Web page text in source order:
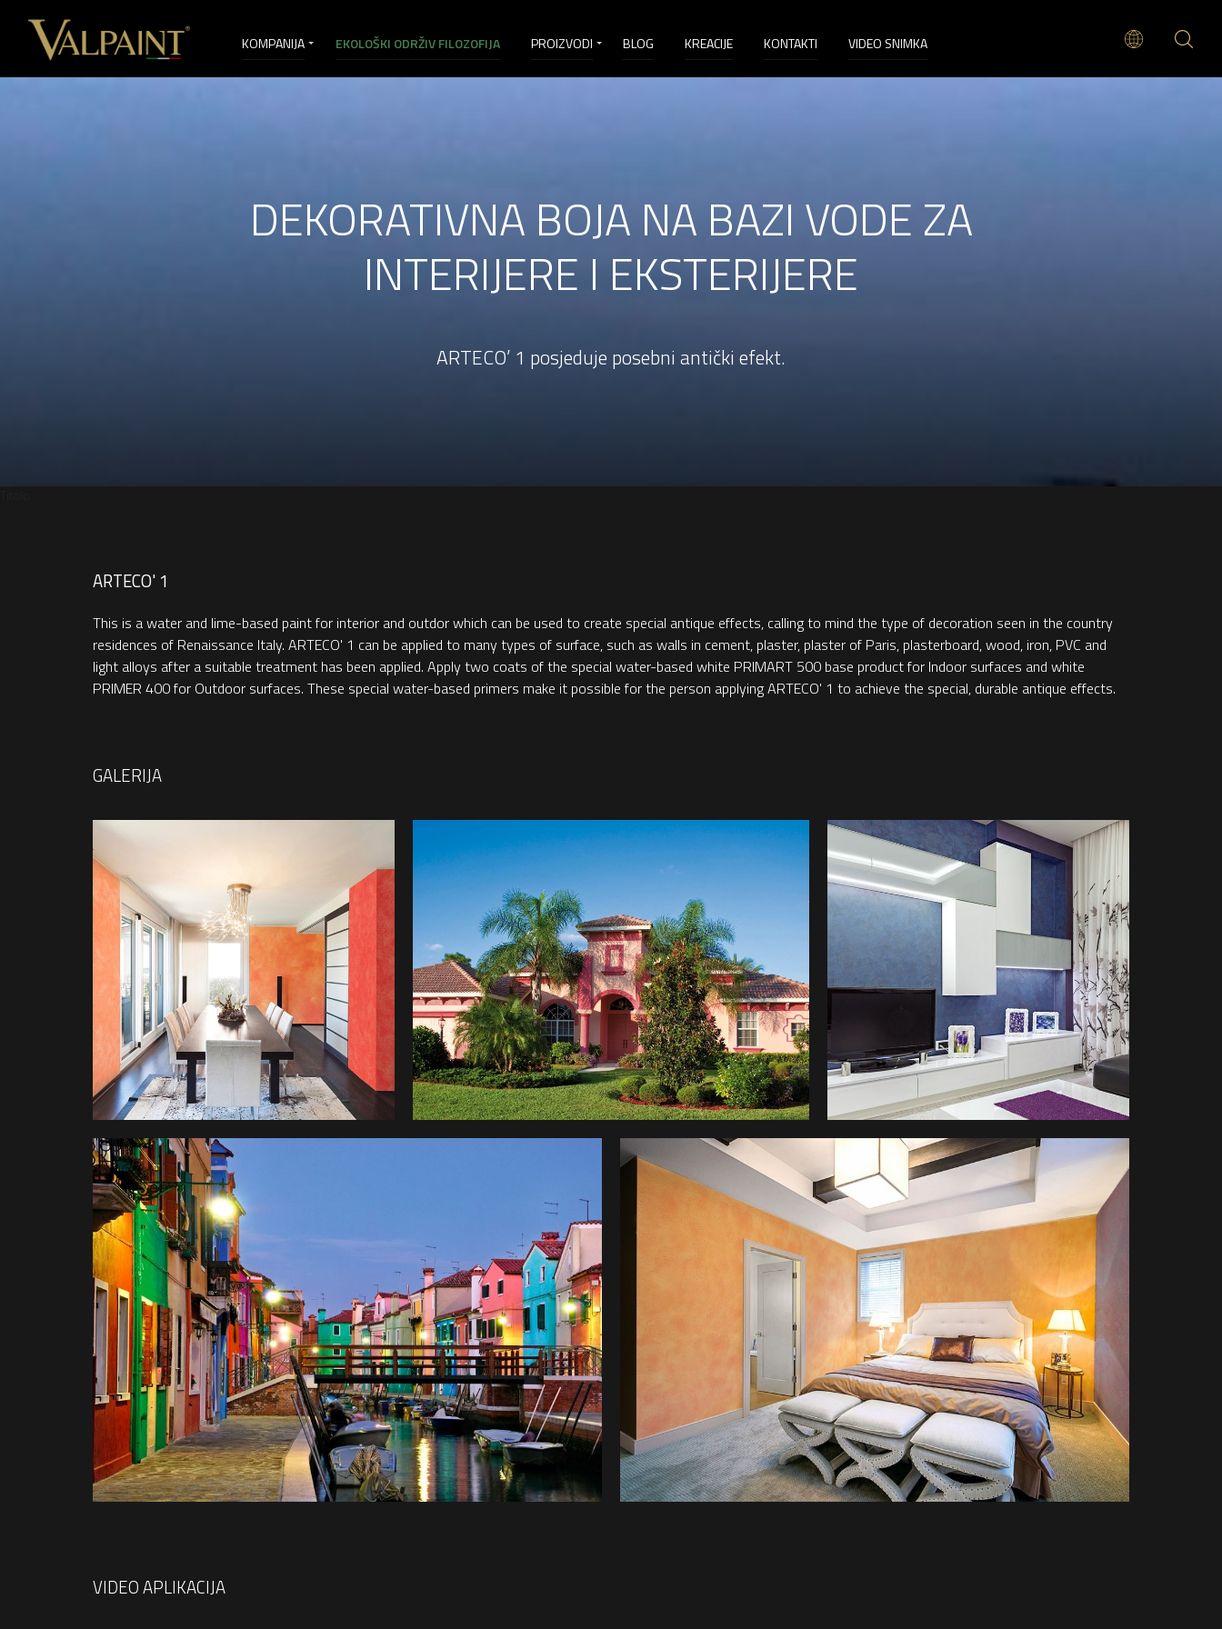
KOMPANIJA EKOLOŠKI ODRŽIV FILOZOFIJA PROIZVODI BLOG KREACIJE KONTAKTI VIDEO SNIMKA
DEKORATIVNA BOJA NA BAZI VODE ZA
INTERIJERE I EKSTERIJERE
ARTECO’ 1 posjeduje posebni antički efekt.
ARTECO' 1
This is a water and lime-based paint for interior and outdor which can be used to create special antique effects, calling to mind the type of decoration seen in the country
residences of Renaissance Italy. ARTECO' 1 can be applied to many types of surface, such as walls in cement, plaster, plaster of Paris, plasterboard, wood, iron, PVC and
light alloys after a suitable treatment has been applied. Apply two coats of the special water-based white PRIMART 500 base product for Indoor surfaces and white
PRIMER 400 for Outdoor surfaces. These special water-based primers make it possible for the person applying ARTECO' 1 to achieve the special, durable antique effects.
GALERIJA
VIDEO APLIKACIJA